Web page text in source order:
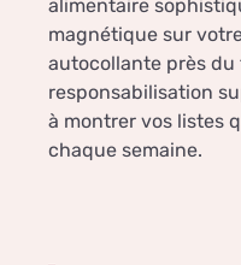
alimentaire
magnétique sur
autocollante près du
responsabilisation
à montrer vos listes
chaque semaine.